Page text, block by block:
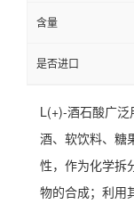
含量
是否进口
L(+)-酒石酸广
酒、软饮料、糖
性，作为化学拆
物的合成；利用